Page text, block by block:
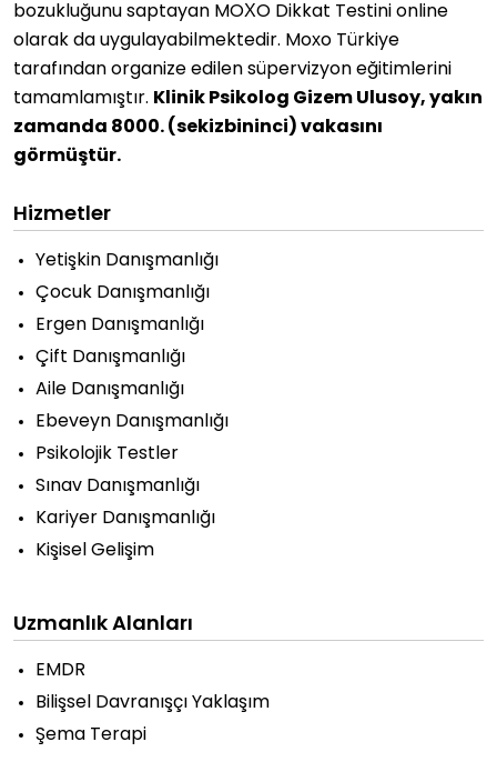
bozukluğunu saptayan MOXO Dikkat Testini online
olarak da uygulayabilmektedir. Moxo Türkiye
tarafından organize edilen süpervizyon eğitimlerini
tamamlamıştır. Klinik Psikolog Gizem Ulusoy, yakın
zamanda 8000. (sekizbininci) vakasını
görmüştür.
Hizmetler
Yetişkin Danışmanlığı
Çocuk Danışmanlığı
Ergen Danışmanlığı
Çift Danışmanlığı
Aile Danışmanlığı
Ebeveyn Danışmanlığı
Psikolojik Testler
Sınav Danışmanlığı
Kariyer Danışmanlığı
Kişisel Gelişim
Uzmanlık Alanları
EMDR
Bilişsel Davranışçı Yaklaşım
Şema Terapi